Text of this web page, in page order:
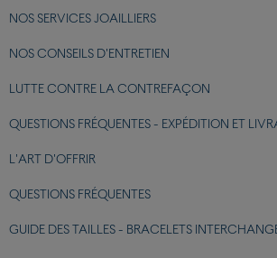
NOS SERVICES JOAILLIERS
NOS CONSEILS D'ENTRETIEN
LUTTE CONTRE LA CONTREFAÇON
QUESTIONS FRÉQUENTES - EXPÉDITION ET
L'ART D'OFFRIR
QUESTIONS FRÉQUENTES
GUIDE DES TAILLES - BRACELETS